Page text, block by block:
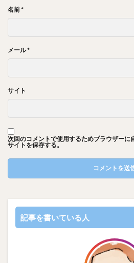
名前*
メール*
サイト
次回のコメントで使用するためブラウザーに
サイトを保存する。
記事を書いている人